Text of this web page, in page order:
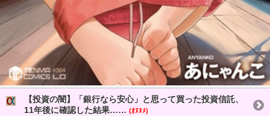
【投資の闇】「銀行なら安心」と思って買った投資信託、
11年後に確認した結果…… (ｵﾇﾇﾒ)